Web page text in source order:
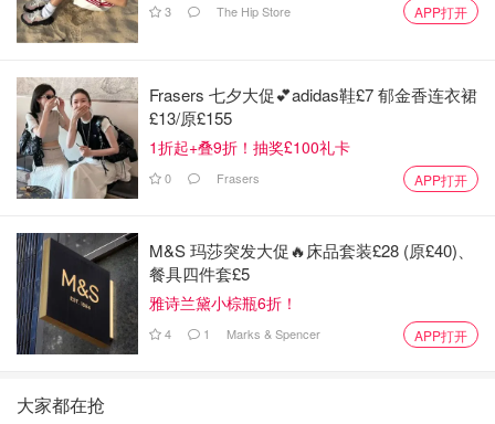
3 The Hip Store APP打开
Frasers 七夕大促💕adidas鞋£7 郁金香连衣裙
£13/原£155
1折起+叠9折！抽奖£100礼卡
0 Frasers APP打开
M&S 玛莎突发大促🔥床品套装£28 (原£40)、
餐具四件套£5
雅诗兰黛小棕瓶6折！
4 1 Marks & Spencer APP打开
大家都在抢